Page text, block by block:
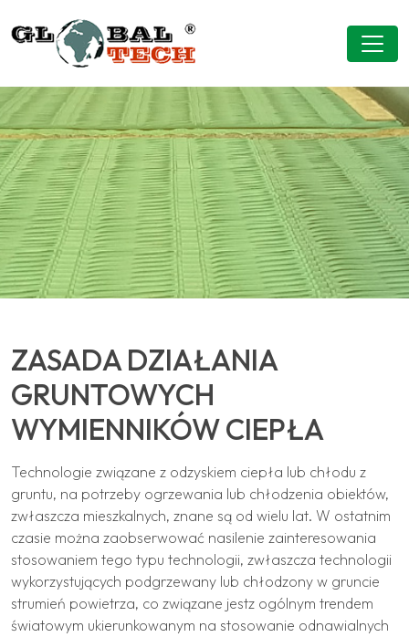
ZASADA DZIAŁANIA
GRUNTOWYCH
WYMIENNIKÓW CIEPŁA
Technologie związane z odzyskiem ciepła lub chłodu z
gruntu, na potrzeby ogrzewania lub chłodzenia obiektów,
zwłaszcza mieszkalnych, znane są od wielu lat. W ostatnim
czasie można zaobserwować nasilenie zainteresowania
stosowaniem tego typu technologii, zwłaszcza technologii
wykorzystujących podgrzewany lub chłodzony w gruncie
strumień powietrza, co związane jestz ogólnym trendem
światowym ukierunkowanym na stosowanie odnawialnych